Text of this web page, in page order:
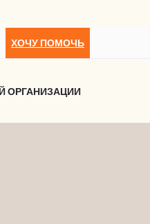
ХОЧУ ПОМОЧЬ
ОРГАНИЗАЦИИ